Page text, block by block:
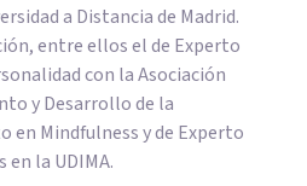
a Distancia de Madrid.
entre ellos el de Experto
con la Asociación
y Desarrollo de la
en Mindfulness y de Experto
en la UDIMA.